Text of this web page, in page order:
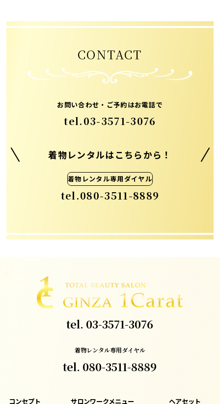
CONTACT
お問い合わせ・ご予約はお電話で
tel.03-3571-3076
着物レンタルはこちらから！
着物レンタル専用ダイヤル
tel.080-3511-8889
tel. 03-3571-3076
着物レンタル専用ダイヤル
tel. 080-3511-8889
コンセプト サロンワークメニュー ヘアセット